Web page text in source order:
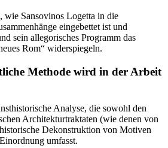
wie Sansovinos Logetta in die
eingebettet ist und
sein allegorisches Programm das
Rom“ widerspiegeln.
Methode wird in der Arbeit
Analyse, die sowohl den
Architekturtraktaten (wie denen von
Dekonstruktion von Motiven
umfasst.